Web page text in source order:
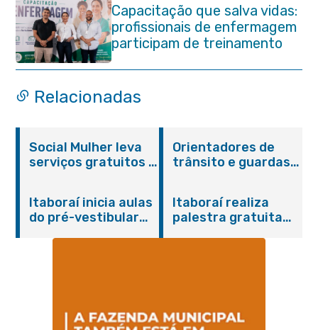
Capacitação que salva vidas:
profissionais de enfermagem
participam de treinamento
em primeiros socorros em
Itaboraí
Relacionadas
Social Mulher leva
serviços gratuitos à
sexta-feira (07/08)
Orientadores de
trânsito e guardas
primeiros socorros
em Itaboraí
Itaboraí inicia aulas
do pré-vestibular
Itaboraí realiza
palestra gratuita